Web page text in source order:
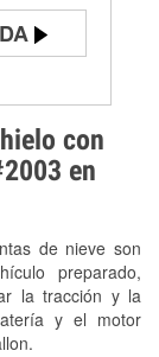
con
en
de nieve son
preparado,
la tracción y la
y el motor